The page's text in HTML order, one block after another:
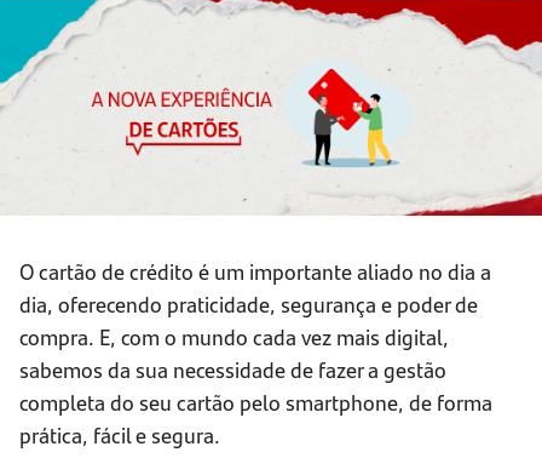
O cartão de crédito é um importante aliado no dia a
dia, oferecendo praticidade, segurança e poder de
compra. E, com o mundo cada vez mais digital,
sabemos da sua necessidade de fazer a gestão
completa do seu cartão pelo smartphone, de forma
prática, fácil e segura.